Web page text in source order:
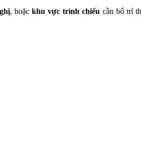
, hoặckhu vực trình chiếu cần bố trí